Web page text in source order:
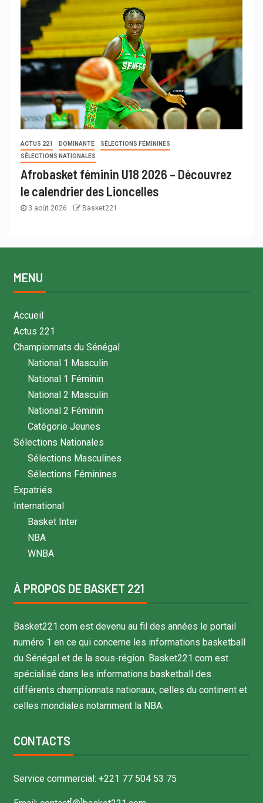
ACTUS 221 DOMINANTE
SÉLECTIONS FÉMININES
SÉLECTIONS NATIONALES
Afrobasket féminin U18 2026 – Découvrez
le calendrier des Lioncelles
3 août 2026 Basket221
MENU
Accueil
Actus 221
Championnats du Sénégal
National 1 Masculin
National 1 Féminin
National 2 Masculin
National 2 Féminin
Catégorie Jeunes
Sélections Nationales
Sélections Masculines
Sélections Féminines
Expatriés
International
Basket Inter
NBA
WNBA
À PROPOS DE BASKET 221
Basket221.com est devenu au fil des années le portail
numéro 1 en ce qui concerne les informations basketball
du Sénégal et de la sous-région. Basket221.com est
spécialisé dans les informations basketball des
différents championnats nationaux, celles du continent et
celles mondiales notamment la NBA.
CONTACTS
Service commercial: +221 77 504 53 75